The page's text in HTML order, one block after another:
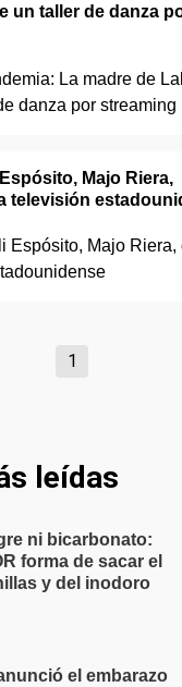
un taller de danza
Majo Riera,
televisión
1
leídas
ni bicarbonato:
forma de sacar el
y del inodoro
el embarazo